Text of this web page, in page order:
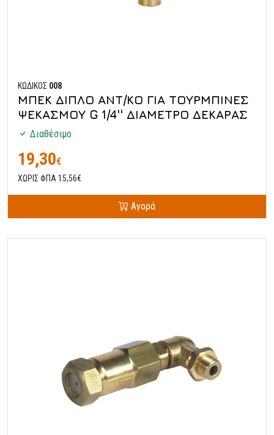
ΚΩΔΙΚΟΣ 008
ΜΠΕΚ ΔΙΠΛΟ ΑΝΤ/ΚΟ ΓΙΑ ΤΟΥΡΜΠΙΝΕΣ
ΨΕΚΑΣΜΟΥ G 1/4'' ΔΙΑΜΕΤΡΟ ΔΕΚΑΡΑΣ
Διαθέσιμο
19,30€
ΧΩΡΙΣ ΦΠΑ 15,56€
Αγορά